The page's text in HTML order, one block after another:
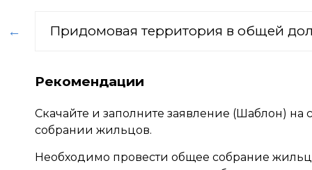
Придомовая территория в общей
←
Рекомендации
Скачайте и заполните заявление (Шаблон) на
собрании жильцов.
Необходимо провести общее собрание